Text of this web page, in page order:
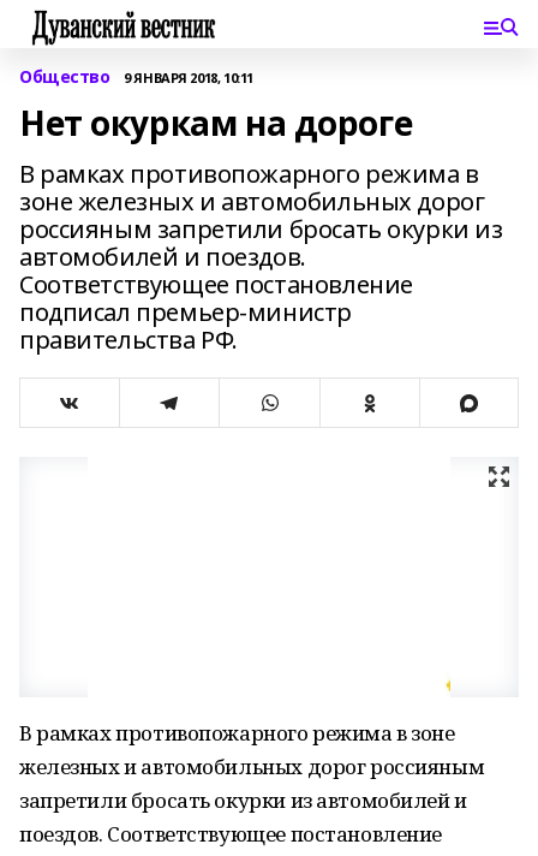
Общество 9 ЯНВАРЯ 2018, 10:11
Нет окуркам на дороге
В рамках противопожарного режима в
зоне железных и автомобильных дорог
россияным запретили бросать окурки из
автомобилей и поездов.
Соответствующее постановление
подписал премьер-министр
правительства РФ.
В рамках противопожарного режима в зоне
железных и автомобильных дорог россияным
запретили бросать окурки из автомобилей и
поездов. Соответствующее постановление